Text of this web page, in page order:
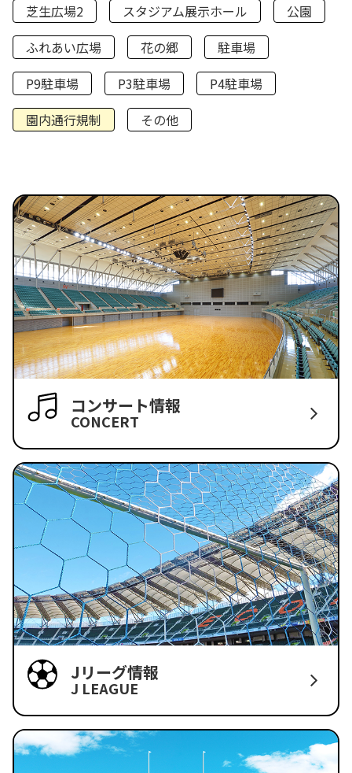
芝生広場2
スタジアム展示ホール
公園
ふれあい広場
花の郷
駐車場
P9駐車場
P3駐車場
P4駐車場
園内通行規制
その他
コンサート情報
CONCERT
Jリーグ情報
J LEAGUE